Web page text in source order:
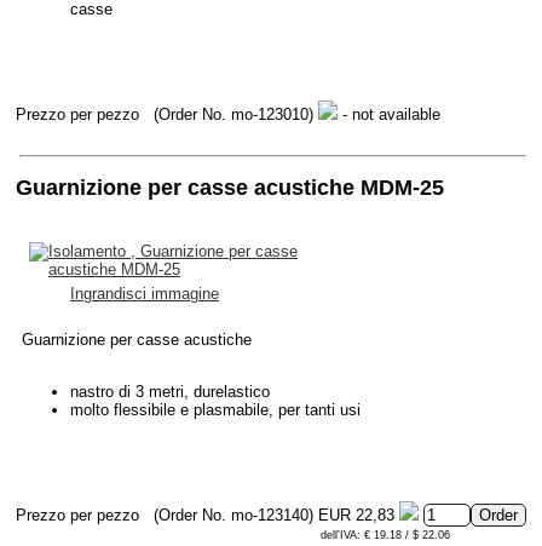
casse
Prezzo per pezzo (Order No. mo-123010) - not available
Guarnizione per casse acustiche MDM-25
Ingrandisci immagine
Guarnizione per casse acustiche
nastro di 3 metri, durelastico
molto flessibile e plasmabile, per tanti usi
Prezzo per pezzo (Order No. mo-123140) EUR 22,83
dell'IVA: € 19.18 / $ 22.06